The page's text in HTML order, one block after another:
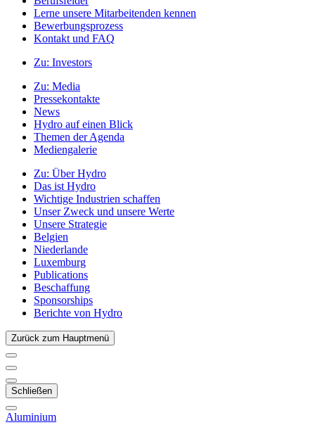
Lerne unsere Mitarbeitenden kennen
Bewerbungsprozess
Kontakt und FAQ
Zu: Investors
Zu: Media
Pressekontakte
News
Hydro auf einen Blick
Themen der Agenda
Mediengalerie
Zu: Über Hydro
Das ist Hydro
Wichtige Industrien schaffen
Unser Zweck und unsere Werte
Unsere Strategie
Belgien
Niederlande
Luxemburg
Publications
Beschaffung
Sponsorships
Berichte von Hydro
Zurück zum Hauptmenü
Schließen
Aluminium